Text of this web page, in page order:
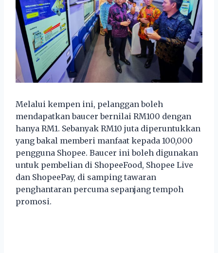
Melalui kempen ini, pelanggan boleh
mendapatkan baucer bernilai RM100 dengan
hanya RM1. Sebanyak RM10 juta diperuntukkan
yang bakal memberi manfaat kepada 100,000
pengguna Shopee. Baucer ini boleh digunakan
untuk pembelian di ShopeeFood, Shopee Live
dan ShopeePay, di samping tawaran
penghantaran percuma sepanjang tempoh
promosi.